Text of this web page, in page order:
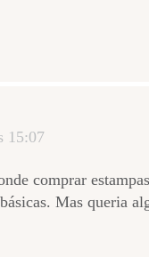
15:07
comprar
Mas queria